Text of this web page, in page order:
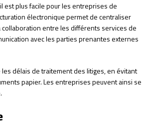
est plus facile pour les entreprises de
électronique permet de centraliser
entre les différents services de
avec les parties prenantes externes
délais de traitement des litiges, en évitant
papier. Les entreprises peuvent ainsi se